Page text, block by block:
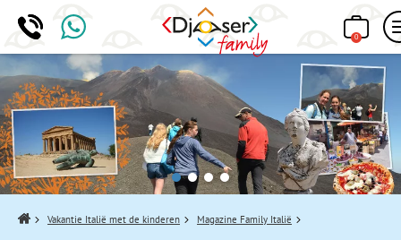
0
Home Vakantie Italië met de kinderen Magazine Family Italië